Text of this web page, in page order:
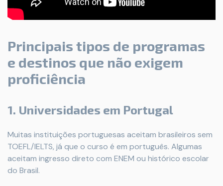
Principais tipos de programas
e destinos que não exigem
proficiência
1. Universidades em Portugal
Muitas instituições portuguesas aceitam brasileiros sem
TOEFL/IELTS, já que o curso é em português. Algumas
aceitam ingresso direto com ENEM ou histórico escolar
do Brasil.